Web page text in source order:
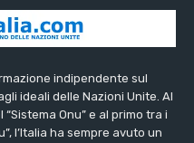
indipendente sul
ideali delle Nazioni Unite. Al
Onu” e al primo tra i
l’Italia ha sempre avuto un